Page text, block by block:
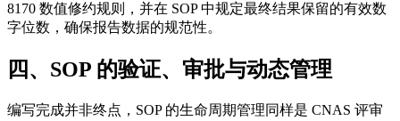
8170 数值修约规则，并在 SOP 中规定最终结果保留的有效数
字位数，确保报告数据的规范性。
四、SOP 的验证、审批与动态管理
编写完成并非终点，SOP 的生命周期管理同样是 CNAS 评审